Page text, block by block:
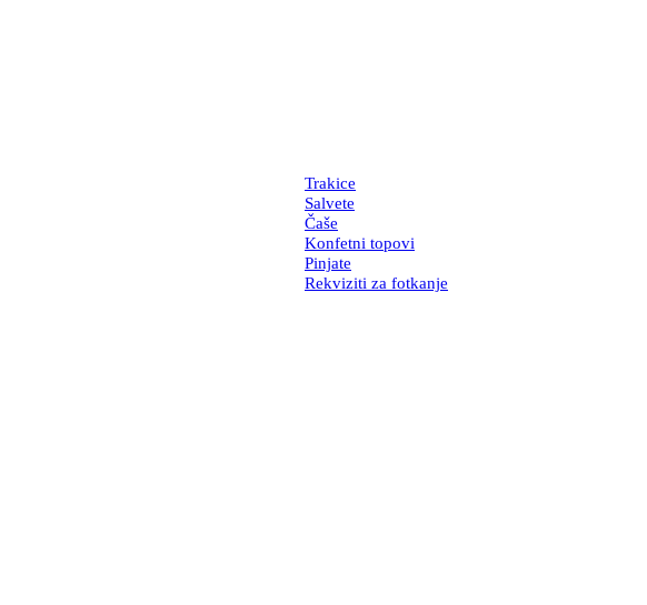
Trakice
Salvete
Čaše
Konfetni topovi
Pinjate
Rekviziti za fotkanje